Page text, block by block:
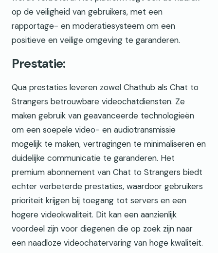
op de veiligheid van gebruikers, met een
rapportage- en moderatiesysteem om een
positieve en veilige omgeving te garanderen.
Prestatie:
Qua prestaties leveren zowel Chathub als Chat to
Strangers betrouwbare videochatdiensten. Ze
maken gebruik van geavanceerde technologieën
om een soepele video- en audiotransmissie
mogelijk te maken, vertragingen te minimaliseren en
duidelijke communicatie te garanderen. Het
premium abonnement van Chat to Strangers biedt
echter verbeterde prestaties, waardoor gebruikers
prioriteit krijgen bij toegang tot servers en een
hogere videokwaliteit. Dit kan een aanzienlijk
voordeel zijn voor diegenen die op zoek zijn naar
een naadloze videochatervaring van hoge kwaliteit.